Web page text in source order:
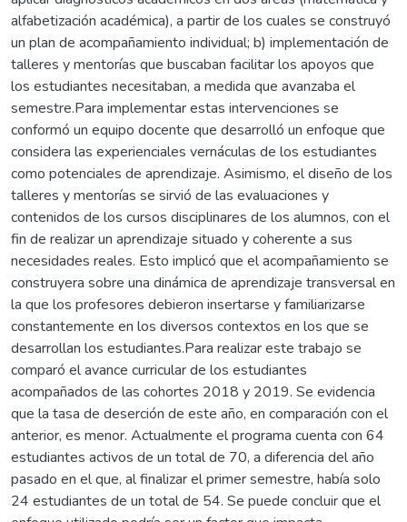
alfabetización académica), a partir de los cuales se construyó
un plan de acompañamiento individual; b) implementación de
talleres y mentorías que buscaban facilitar los apoyos que
los estudiantes necesitaban, a medida que avanzaba el
semestre.Para implementar estas intervenciones se
conformó un equipo docente que desarrolló un enfoque que
considera las experienciales vernáculas de los estudiantes
como potenciales de aprendizaje. Asimismo, el diseño de los
talleres y mentorías se sirvió de las evaluaciones y
contenidos de los cursos disciplinares de los alumnos, con el
fin de realizar un aprendizaje situado y coherente a sus
necesidades reales. Esto implicó que el acompañamiento se
construyera sobre una dinámica de aprendizaje transversal en
la que los profesores debieron insertarse y familiarizarse
constantemente en los diversos contextos en los que se
desarrollan los estudiantes.Para realizar este trabajo se
comparó el avance curricular de los estudiantes
acompañados de las cohortes 2018 y 2019. Se evidencia
que la tasa de deserción de este año, en comparación con el
anterior, es menor. Actualmente el programa cuenta con 64
estudiantes activos de un total de 70, a diferencia del año
pasado en el que, al finalizar el primer semestre, había solo
24 estudiantes de un total de 54. Se puede concluir que el